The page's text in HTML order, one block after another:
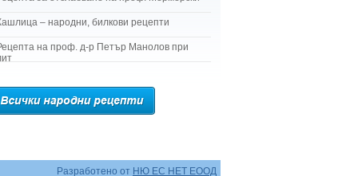
– народни, билкови рецепти
на проф. д-р Петър Манолов при
Разработено от НЮ ЕС НЕТ ЕООД